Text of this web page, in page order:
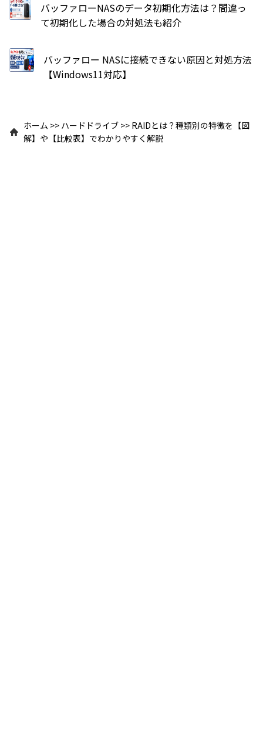
バッファローNASのデータ初期化方法は？間違っ
て初期化した場合の対処法も紹介
バッファロー NASに接続できない原因と対処方法
【Windows11対応】
ホーム >> ハードドライブ >> RAIDとは？種類別の特徴を【図
解】や【比較表】でわかりやすく解説